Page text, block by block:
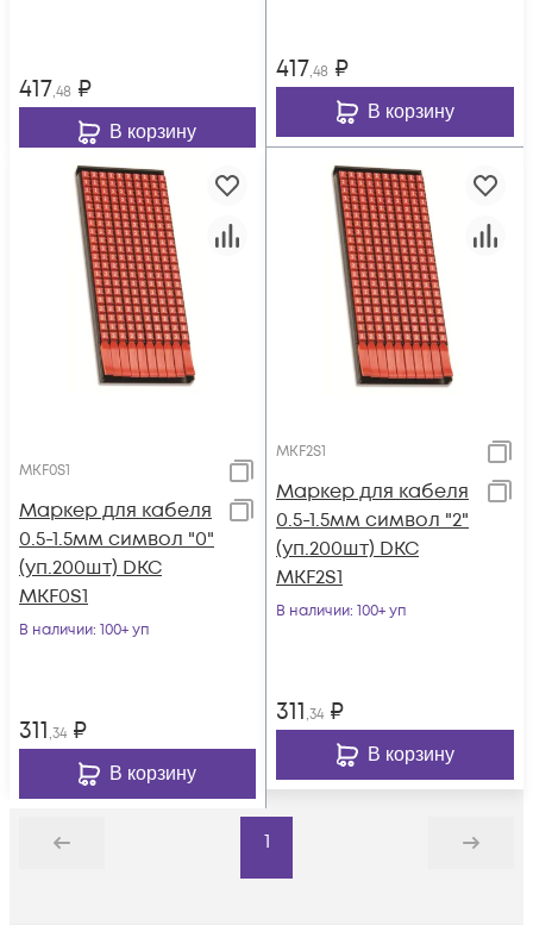
417,48 ₽
В корзину
417,48 ₽
В корзину
MKF0S1
Маркер для кабеля
0.5-1.5мм символ "0"
(уп.200шт) DKC
MKF0S1
В наличии: 100+ уп
311,34 ₽
В корзину
MKF2S1
Маркер для кабеля
0.5-1.5мм символ "2"
(уп.200шт) DKC
MKF2S1
В наличии: 100+ уп
311,34 ₽
В корзину
Назад
1
Дальше